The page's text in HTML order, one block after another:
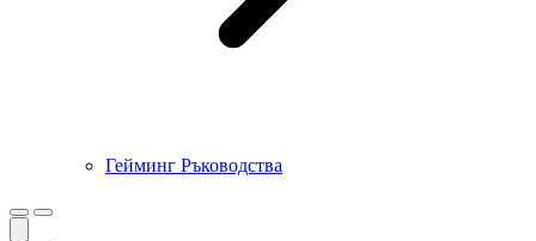
Гейминг Ръководства